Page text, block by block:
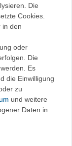
der Hand
Die
Cookies.
in den
oder
Die
Es
die Einwilligung
zu
und weitere
Daten in